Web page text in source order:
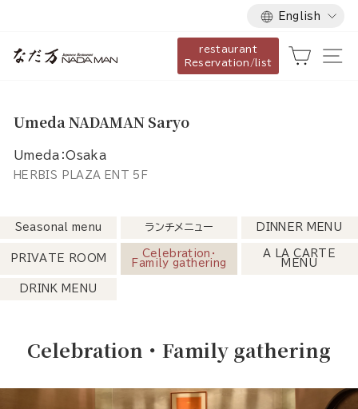
content
Language
English
restaurant
Reservation/list
Cart
Umeda NADAMAN Saryo
Umeda：Osaka
HERBIS PLAZA ENT 5F
Seasonal menu ランチメニュー DINNER MENU
PRIVATE ROOM
Celebration・
Family gathering
A LA CARTE
MENU
DRINK MENU
Celebration・Family gathering